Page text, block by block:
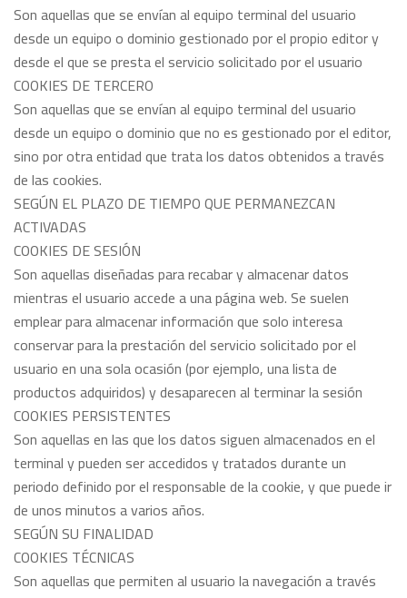
Son aquellas que se envían al equipo terminal del usuario
desde un equipo o dominio gestionado por el propio editor y
desde el que se presta el servicio solicitado por el usuario
COOKIES DE TERCERO
Son aquellas que se envían al equipo terminal del usuario
desde un equipo o dominio que no es gestionado por el editor,
sino por otra entidad que trata los datos obtenidos a través
de las cookies.
SEGÚN EL PLAZO DE TIEMPO QUE PERMANEZCAN
ACTIVADAS
COOKIES DE SESIÓN
Son aquellas diseñadas para recabar y almacenar datos
mientras el usuario accede a una página web. Se suelen
emplear para almacenar información que solo interesa
conservar para la prestación del servicio solicitado por el
usuario en una sola ocasión (por ejemplo, una lista de
productos adquiridos) y desaparecen al terminar la sesión
COOKIES PERSISTENTES
Son aquellas en las que los datos siguen almacenados en el
terminal y pueden ser accedidos y tratados durante un
periodo definido por el responsable de la cookie, y que puede ir
de unos minutos a varios años.
SEGÚN SU FINALIDAD
COOKIES TÉCNICAS
Son aquellas que permiten al usuario la navegación a través